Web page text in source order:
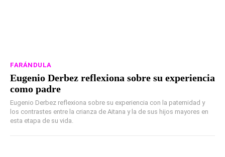
FARÁNDULA
Eugenio Derbez reflexiona sobre su experiencia
como padre
Eugenio Derbez reflexiona sobre su experiencia con la paternidad y
los contrastes entre la crianza de Aitana y la de sus hijos mayores en
esta etapa de su vida.